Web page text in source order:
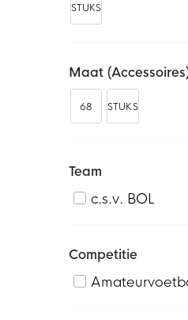
STUKS
Maat
68 STUKS
Team
c.s.v. BOL
Competitie